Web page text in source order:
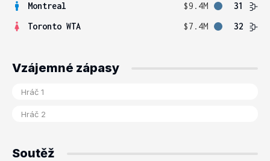
Montreal $9.4M
31
Toronto WTA
$7.4M 32
Vzájemné zápasy
Soutěž